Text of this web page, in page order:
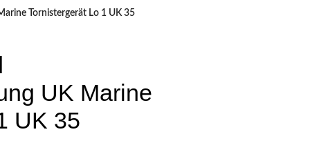
Tornistergerät Lo 1 UK 35
UK Marine
UK 35